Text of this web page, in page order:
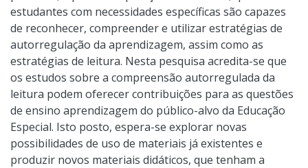
estudantes com necessidades específicas são capazes
de reconhecer, compreender e utilizar estratégias de
autorregulação da aprendizagem, assim como as
estratégias de leitura. Nesta pesquisa acredita-se que
os estudos sobre a compreensão autorregulada da
leitura podem oferecer contribuições para as questões
de ensino aprendizagem do público-alvo da Educação
Especial. Isto posto, espera-se explorar novas
possibilidades de uso de materiais já existentes e
produzir novos materiais didáticos, que tenham a